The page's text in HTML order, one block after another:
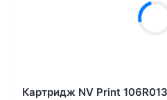
Картридж NV Print